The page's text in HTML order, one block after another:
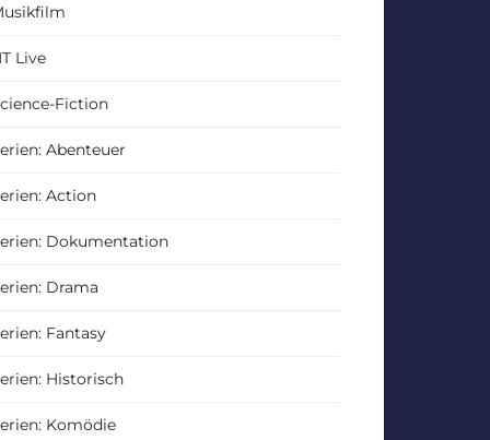
Live
Fiction
Abenteuer
Action
Dokumentation
Drama
Fantasy
Historisch
Komödie